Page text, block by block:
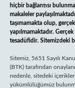
hiçbir bağlantısı
makaleler
taşımamakta olup,
yapılmamaktadır.
tesadüfidir. Sitemizdeki
Sitemiz, 5651 Sayılı
(BTK) tarafından
nedenle, sitedeki
yükümlülüğümüz